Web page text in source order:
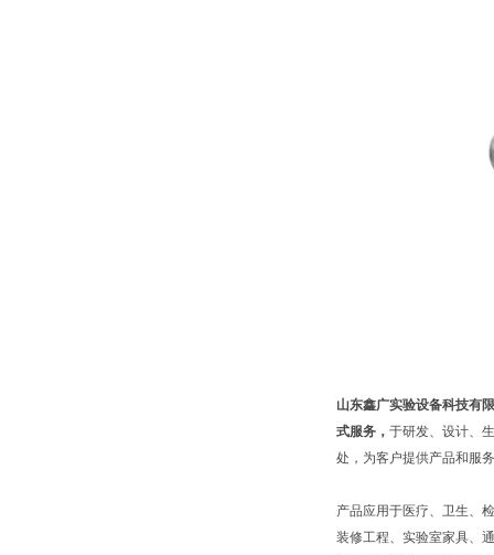
山东鑫广实验设备科技有
式服务， 于研发、设计、
处，为客户提供产品和服
产品应用于医疗、卫生、
装修工程、实验室家具、